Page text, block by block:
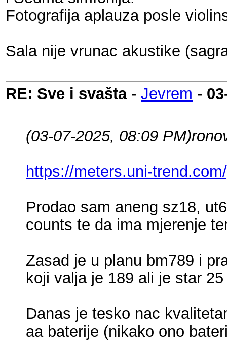
Fotografija aplauza posle
Sala nije vrunac akustike
RE: Sve i svašta- Jevrem -
(03-07-2025, 08:09 PM)
https://meters.uni-
Prodao sam aneng sz18,
counts te da ima mjerenje
Zasad je u planu bm789 i
koji valja je 189 ali je star
Danas je tesko nac
aa baterije (nikako ono